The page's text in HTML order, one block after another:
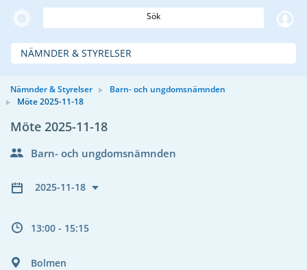
Sök
NÄMNDER & STYRELSER
Nämnder & Styrelser
Barn- och ungdomsnämnden
Möte 2025-11-18
Möte 2025-11-18
Barn- och ungdomsnämnden
2025-11-18
13:00 - 15:15
Bolmen